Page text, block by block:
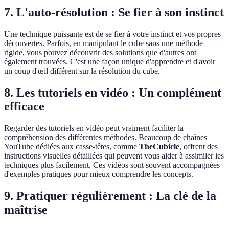
7. L'auto-résolution : Se fier à son instinct
Une technique puissante est de se fier à votre instinct et vos propres
découvertes. Parfois, en manipulant le cube sans une méthode
rigide, vous pouvez découvrir des solutions que d'autres ont
également trouvées. C'est une façon unique d'apprendre et d'avoir
un coup d'œil différent sur la résolution du cube.
8. Les tutoriels en vidéo : Un complément
efficace
Regarder des tutoriels en vidéo peut vraiment faciliter la
compréhension des différentes méthodes. Beaucoup de chaînes
YouTube dédiées aux casse-têtes, comme TheCubicle, offrent des
instructions visuelles détaillées qui peuvent vous aider à assimiler les
techniques plus facilement. Ces vidéos sont souvent accompagnées
d'exemples pratiques pour mieux comprendre les concepts.
9. Pratiquer régulièrement : La clé de la
maîtrise